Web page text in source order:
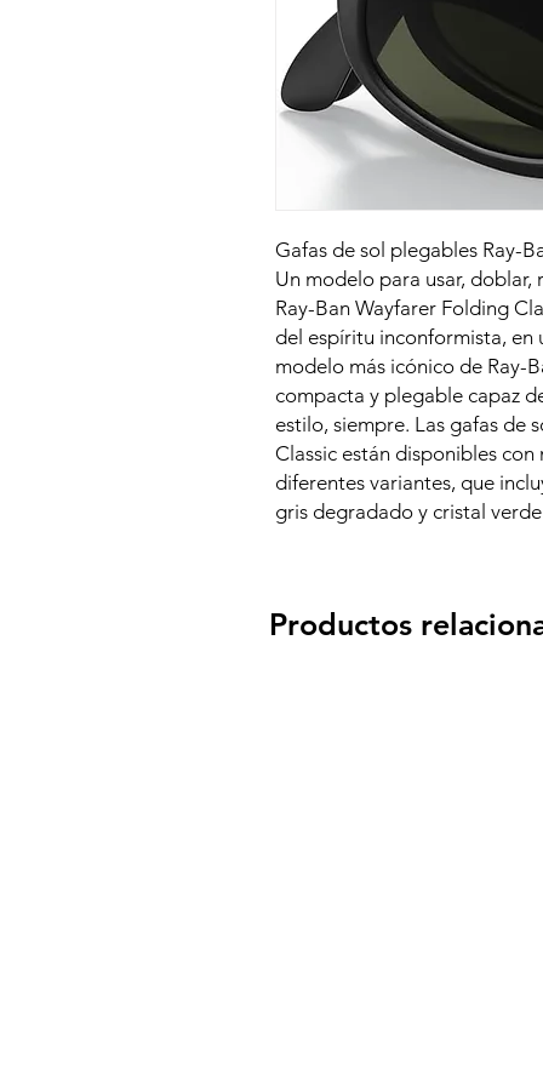
Gafas de sol plegables Ray-
Un modelo para usar, doblar,
Ray-Ban Wayfarer Folding
del espíritu inconformista,
modelo más icónico de Ray-
compacta y plegable capaz
estilo, siempre. Las gafas de
Classic están disponibles
diferentes variantes, que
gris degradado y cristal
Productos